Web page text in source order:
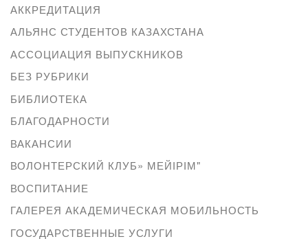
АККРЕДИТАЦИЯ
АЛЬЯНС СТУДЕНТОВ КАЗАХСТАНА
АССОЦИАЦИЯ ВЫПУСКНИКОВ
БЕЗ РУБРИКИ
БИБЛИОТЕКА
БЛАГОДАРНОСТИ
ВАКАНСИИ
ВОЛОНТЕРСКИЙ КЛУБ» МЕЙІРІМ"
ВОСПИТАНИЕ
ГАЛЕРЕЯ АКАДЕМИЧЕСКАЯ МОБИЛЬНОСТЬ
ГОСУДАРСТВЕННЫЕ УСЛУГИ